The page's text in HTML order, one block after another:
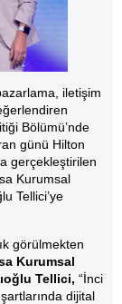
iletişim
Bölümü’nde
günü Hilton
gerçekleştirilen
Kurumsal
Tellici’ye
görülmekten
Kurumsal
Tellici, “İnci
dijital